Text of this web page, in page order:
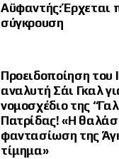
Αϋφαντής: Έρχεται
σύγκρουση
Προειδοποίηση του
αναλυτή Σάι Γκαλ
νομοσχέδιο της
Πατρίδας! «Η
φαντασίωση της
τίμημα»